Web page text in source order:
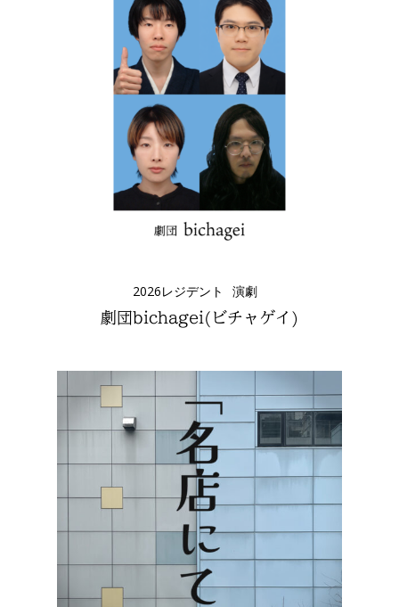
2026レジデント 演劇
劇団bichagei(ビチャゲイ)